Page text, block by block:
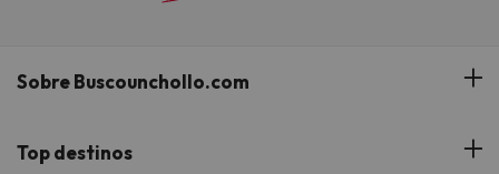
Sobre Buscounchollo.com
¿Quiénes somos?
Top destinos